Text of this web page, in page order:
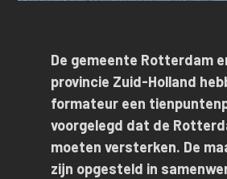
De gemeente Rotterdam
provincie Zuid-Holland
formateur een
voorgelegd dat de
moeten versterken. De
zijn opgesteld in